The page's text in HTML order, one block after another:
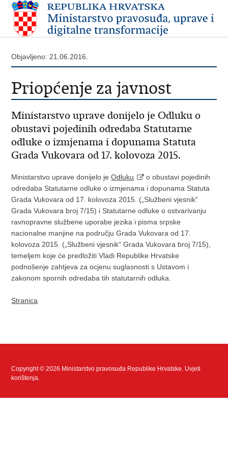
Objavljeno: 21.06.2016.
Priopćenje za javnost
Ministarstvo uprave donijelo je Odluku o
obustavi pojedinih odredaba Statutarne
odluke o izmjenama i dopunama Statuta
Grada Vukovara od 17. kolovoza 2015.
Ministarstvo uprave donijelo jeOdluku
o obustavi pojedinih
odredaba Statutarne odluke o izmjenama i dopunama Statuta
Grada Vukovara od 17. kolovoza 2015. („Službeni vjesnik“
Grada Vukovara broj 7/15) i Statutarne odluke o ostvarivanju
ravnopravne službene uporabe jezika i pisma srpske
nacionalne manjine na području Grada Vukovara od 17.
kolovoza 2015. („Službeni vjesnik“ Grada Vukovara broj 7/15),
temeljem koje će predložiti Vladi Republike Hrvatske
podnošenje zahtjeva za ocjenu suglasnosti s Ustavom i
zakonom spornih odredaba tih statutarnih odluka.
Stranica
Copyright © 2026 Ministarstvo pravosuđa Republike Hrvatske. Uvjeti
korištenja.